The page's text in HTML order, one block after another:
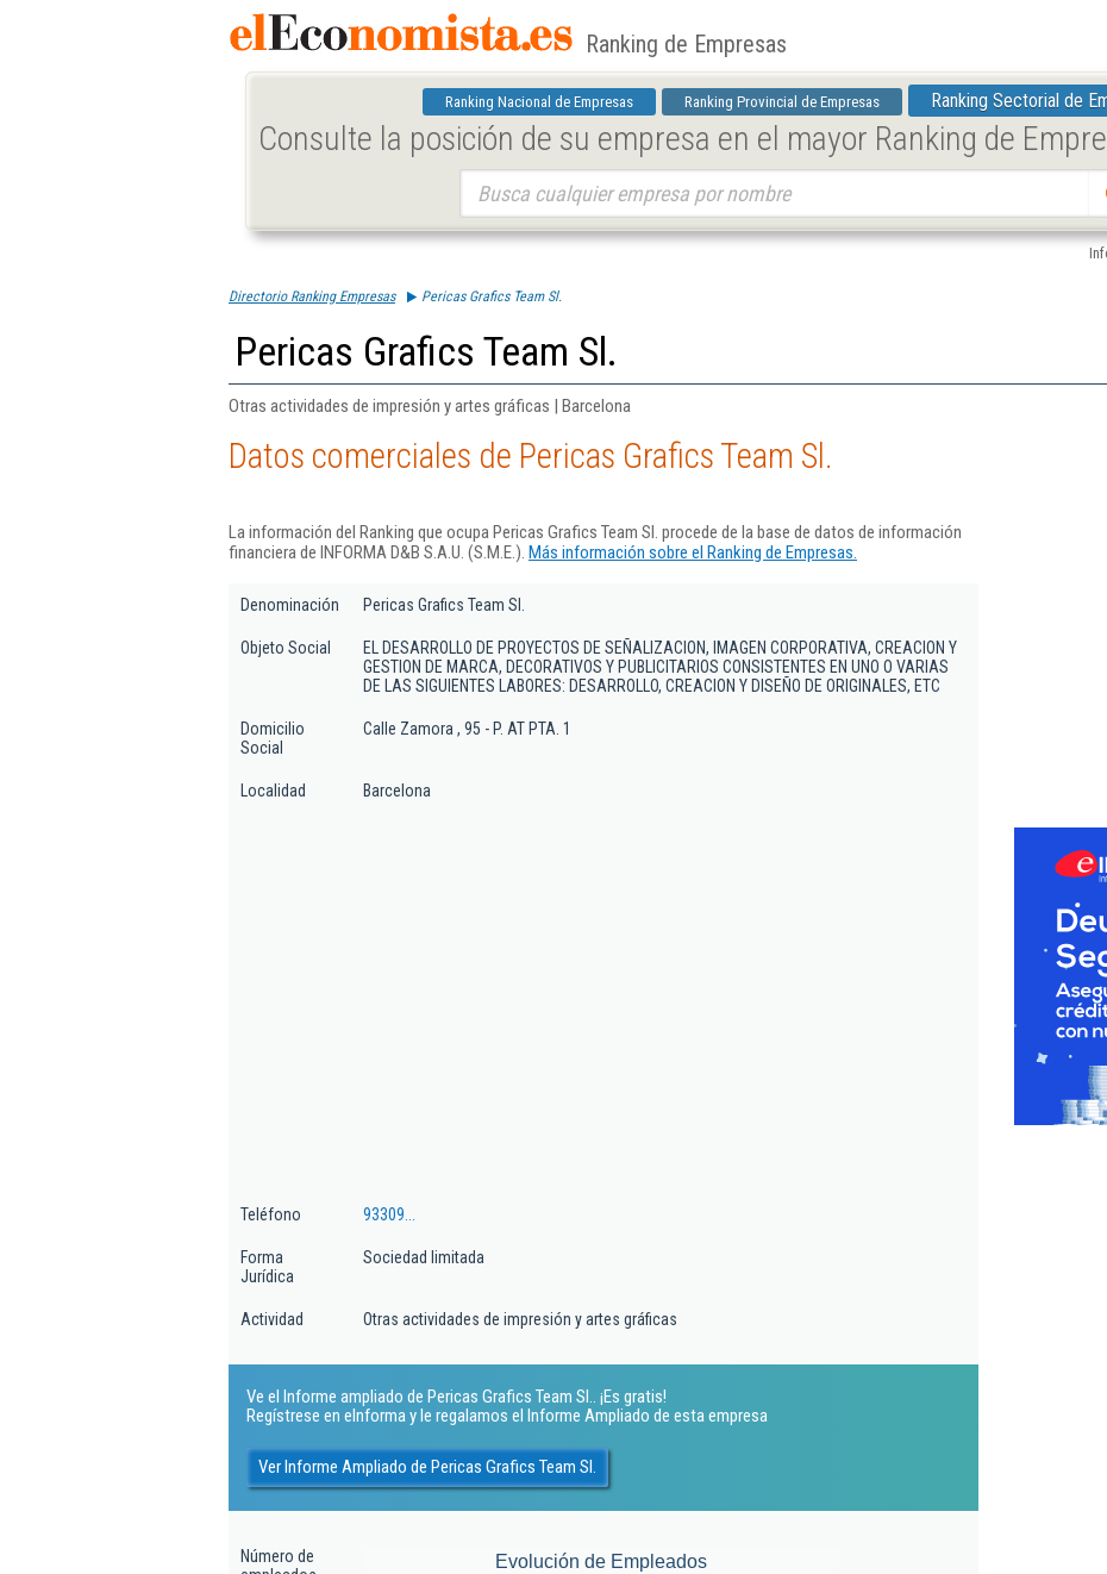
Ranking de Empresas
Ranking Nacional de Empresas Ranking Provincial de Empresas Ranking Sectorial de
Consulte la posición de su empresa en el mayor Ranking de
Directorio Ranking Empresas Pericas Grafics Team Sl.
Pericas Grafics Team Sl.
Otras actividades de impresión y artes gráficas | Barcelona
Datos comerciales de Pericas Grafics Team Sl.
La información del Ranking que ocupa Pericas Grafics Team Sl. procede de la base de datos de información
financiera de INFORMA D&B S.A.U. (S.M.E.). Más información sobre el Ranking de Empresas.
Denominación Pericas Grafics Team Sl.
Objeto Social
EL DESARROLLO DE PROYECTOS DE SEÑALIZACION, IMAGEN CORPORATIVA, CREACION Y
GESTION DE MARCA, DECORATIVOS Y PUBLICITARIOS CONSISTENTES EN UNO O VARIAS
DE LAS SIGUIENTES LABORES: DESARROLLO, CREACION Y DISEÑO DE ORIGINALES, ETC
Domicilio
Social
Calle Zamora , 95 - P. AT PTA. 1
Localidad Barcelona
Teléfono 93309...
Forma
Jurídica
Sociedad limitada
Actividad Otras actividades de impresión y artes gráficas
Ve el Informe ampliado de Pericas Grafics Team Sl.. ¡Es gratis!
Regístrese en eInforma y le regalamos el Informe Ampliado de esta empresa
Ver Informe Ampliado de Pericas Grafics Team Sl.
Número de
Evolución de Empleados